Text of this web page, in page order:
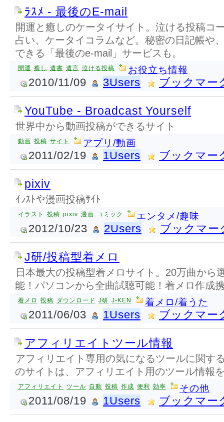
ﾗｽﾒ - 最後のE-mail
開運と癒しのケータイサイト。泣ける投稿コ
占い、ケータイコラムなど。秘密の日記帳や
できる「最後のe-mail」サービスも。
開運 癒し 遺書 遺言 泣ける投稿 お役立ち情報
2010/11/09 3Users ブックマー
YouTube - Broadcast Yourself
世界中から動画投稿ができるサイト
動画 投稿 サイト アプリ/動画
2011/02/19 1Users ブックマー
pixiv
ｲﾗｽﾄや漫画投稿ｻｲﾄ
イラスト 投稿 pixiv 漫画 コミック エンタメ/趣味
2012/10/23 2Users ブックマー
J研/投稿型着メロ
日本最大の投稿型着メロサイト。20万曲から
能！パソコンから全曲試聴可能！着メロ作成
着メロ 投稿 ダウンロード J研 J-KEN 着メロ/着うた
2011/06/03 1Users ブックマー
アフィリエイトツール情報
アフィリエイト専用の気になるツールに関す
のサイトは、アフィリエイト用のツール情報
アフィリエイト ツール 自動 投稿 作成 便利 効率 その他
2011/08/19 1Users ブックマー